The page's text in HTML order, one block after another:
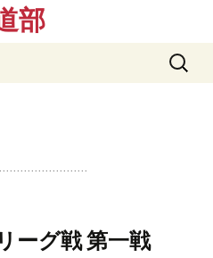
部
検
索:
ーグ戦 第一戦